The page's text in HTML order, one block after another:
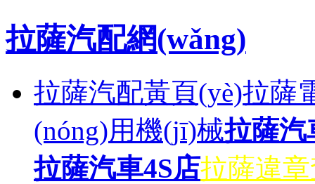
拉薩汽配網(wǎng)
拉薩汽配黃頁(yè)拉薩
(nóng)用機(jī)械拉薩汽
拉薩汽車4S店拉薩違